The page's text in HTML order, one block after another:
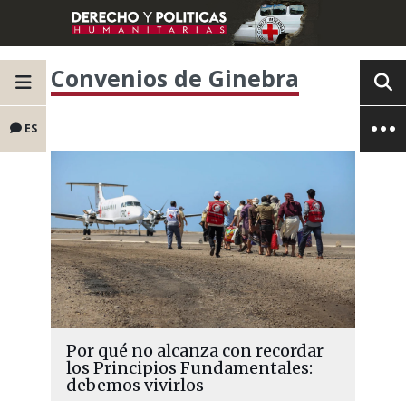
ES
Convenios de Ginebra
Por qué no alcanza con recordar
los Principios Fundamentales:
debemos vivirlos